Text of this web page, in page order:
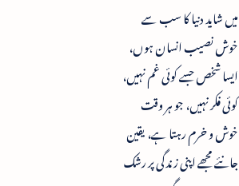
میں شاید دنیا کا سب سے
خوش نصیب انسان ہوں،
ایسا شخص جسے کوئی غم نہیں،
کوئی فکر نہیں، جو ہر وقت
خوش و خرم رہتا ہے، یقین
جانئے مجھے اپنی زندگی پر رشک